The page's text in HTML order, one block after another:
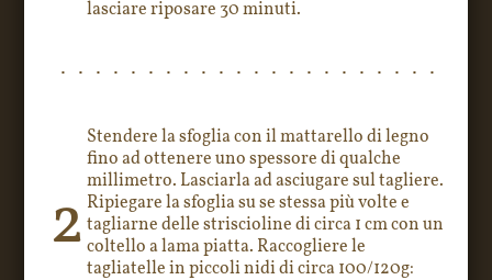
lasciare riposare 30 minuti.
2
Stendere la sfoglia con il mattarello di legno
fino ad ottenere uno spessore di qualche
millimetro. Lasciarla ad asciugare sul tagliere.
Ripiegare la sfoglia su se stessa più volte e
tagliarne delle striscioline di circa 1 cm con un
coltello a lama piatta. Raccogliere le
tagliatelle in piccoli nidi di circa 100/120g: